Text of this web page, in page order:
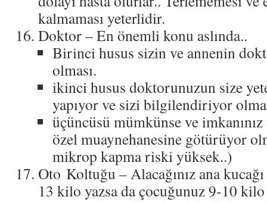
kalmaması yeterlidir.
Doktor – En önemli konu aslında..
Birinci husus sizin ve annenin
olması.
ikinci husus doktorunuzun size
yapıyor ve sizi bilgilendiriyor
üçüncüsü mümkünse ve
özel muaynehanesine götürüyor
mikrop kapma riski yüksek..)
Oto Koltuğu – Alacağınız ana
13 kilo yazsa da çocuğunuz 9-10